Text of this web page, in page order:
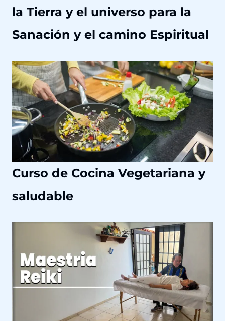
n
o
í
s
t
i
c
a
la Tierra y el universo para la
Sanación y el camino Espiritual
Curso de Cocina Vegetariana y
saludable